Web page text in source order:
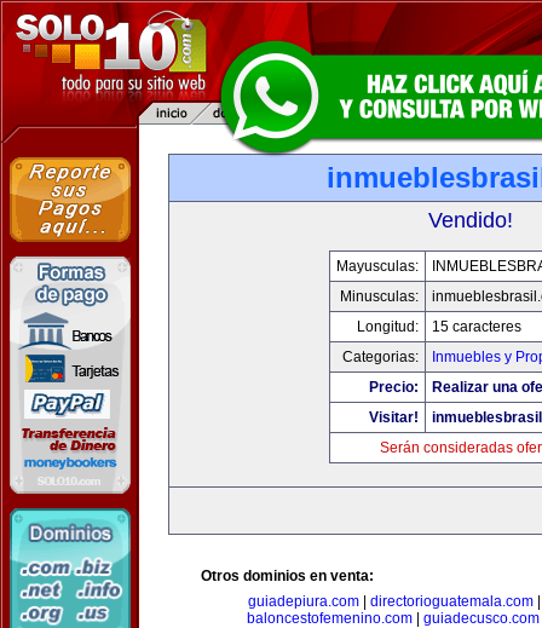
Vendido!
Mayusculas:
Minusculas:
Longitud:
15 caracteres
Categorias:
Inmuebles y
Precio:
Realizar una
Visitar!
Serán consideradas
Otros dominios en venta:
guiadepiura.com
directorioguatemala.com
baloncestofemenino.com
guiadecusco.com